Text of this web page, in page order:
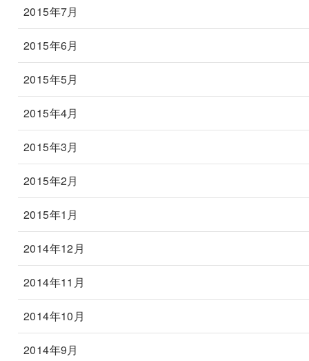
2015年7月
2015年6月
2015年5月
2015年4月
2015年3月
2015年2月
2015年1月
2014年12月
2014年11月
2014年10月
2014年9月